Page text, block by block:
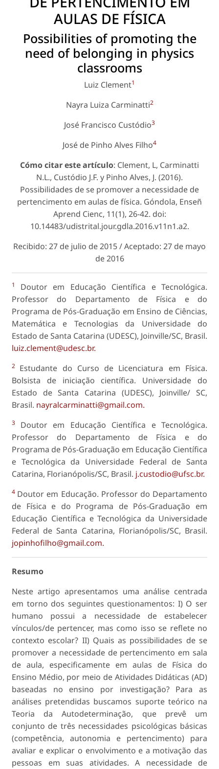
AULAS DE FÍSICA
Possibilities of promoting the
need of belonging in physics
classrooms
Luiz Clement1
Nayra Luiza Carminatti2
José Francisco Custódio3
José de Pinho Alves Filho4
Cómo citar este artículo: Clement, L, Carminatti
N.L., Custódio J.F. y Pinho Alves, J. (2016).
Possibilidades de se promover a necessidade de
pertencimento em aulas de física. Góndola, Enseñ
Aprend Cienc, 11(1), 26-42. doi:
10.14483/udistrital.jour.gdla.2016.v11n1.a2.
Recibido: 27 de julio de 2015 / Aceptado: 27 de mayo
de 2016
1
Doutor em Educação Científica e Tecnológica.
Professor do Departamento de Física e do
Programa de Pós-Graduação em Ensino de Ciências,
Matemática e Tecnologias da Universidade do
Estado de Santa Catarina (UDESC), Joinville/SC, Brasil.
luiz.clement@udesc.br.
2 Estudante do Curso de Licenciatura em Física.
Bolsista de iniciação científica. Universidade do
Estado de Santa Catarina (UDESC), Joinville/ SC,
Brasil. nayralcarminatti@gmail.com.
3
Doutor em Educação Científica e Tecnológica.
Professor do Departamento de Física e do
Programa de Pós-Graduação em Educação Científica
e Tecnológica da Universidade Federal de Santa
Catarina, Florianópolis/SC, Brasil. j.custodio@ufsc.br.
4 Doutor em Educação. Professor do Departamento
de Física e do Programa de Pós-Graduação em
Educação Científica e Tecnológica da Universidade
Federal de Santa Catarina, Florianópolis/SC, Brasil.
jopinhofilho@gmail.com.
Resumo
Neste artigo apresentamos uma análise centrada
em torno dos seguintes questionamentos: I) O ser
humano possui a necessidade de estabelecer
vínculos/de pertencer, mas como isso se reflete no
contexto escolar? II) Quais as possibilidades de se
promover a necessidade de pertencimento em sala
de aula, especificamente em aulas de Física do
Ensino Médio, por meio de Atividades Didáticas (AD)
baseadas no ensino por investigação? Para as
análises pretendidas buscamos suporte teórico na
Teoria da Autodeterminação, que prevê um
conjunto de três necessidades psicológicas básicas
(competência, autonomia e pertencimento) para
avaliar e explicar o envolvimento e a motivação das
pessoas em suas atividades. A necessidade de